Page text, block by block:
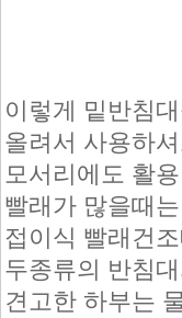
이렇게 밑반침
올려서 사용하
모서리에도 활
빨래가 많을때
접이식 빨래건
두종류의 반침
견고한 하부는